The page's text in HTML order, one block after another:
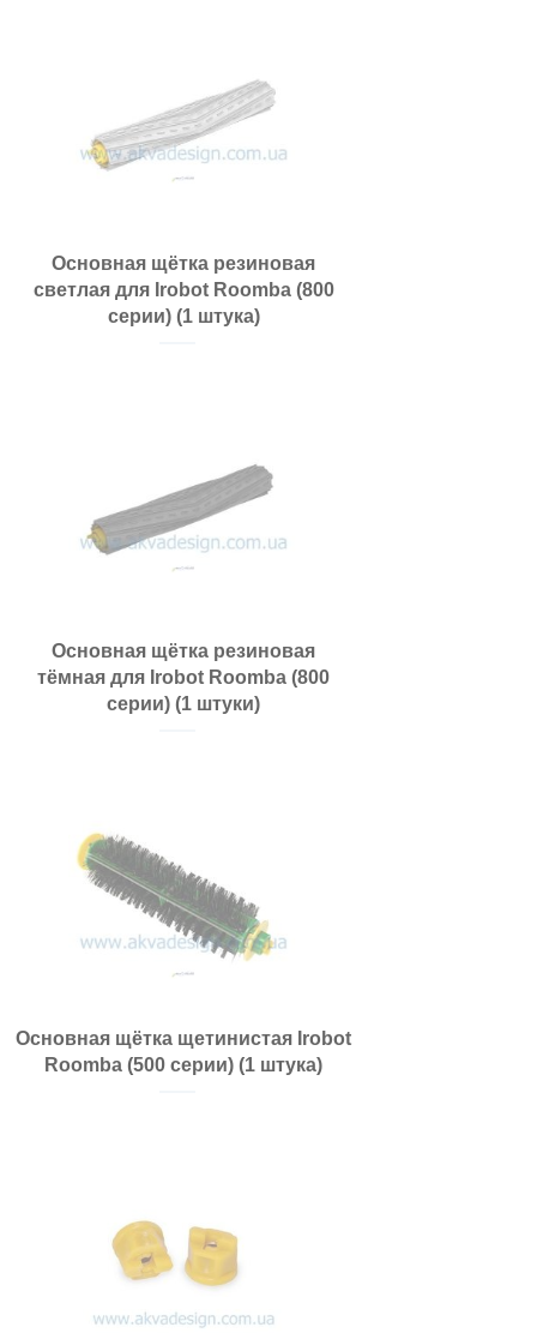
Основная щётка резиновая
светлая для Irobot Roomba (800
серии) (1 штука)
Основная щётка резиновая
тёмная для Irobot Roomba (800
серии) (1 штуки)
Основная щётка щетинистая Irobot
Roomba (500 серии) (1 штука)